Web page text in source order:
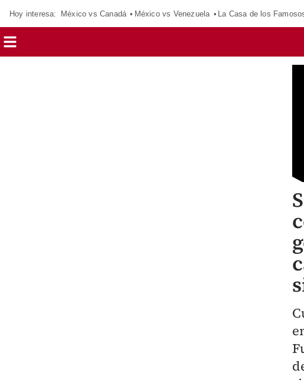
Hoy interesa: México vs Canadá México vs Venezuela La Casa de los